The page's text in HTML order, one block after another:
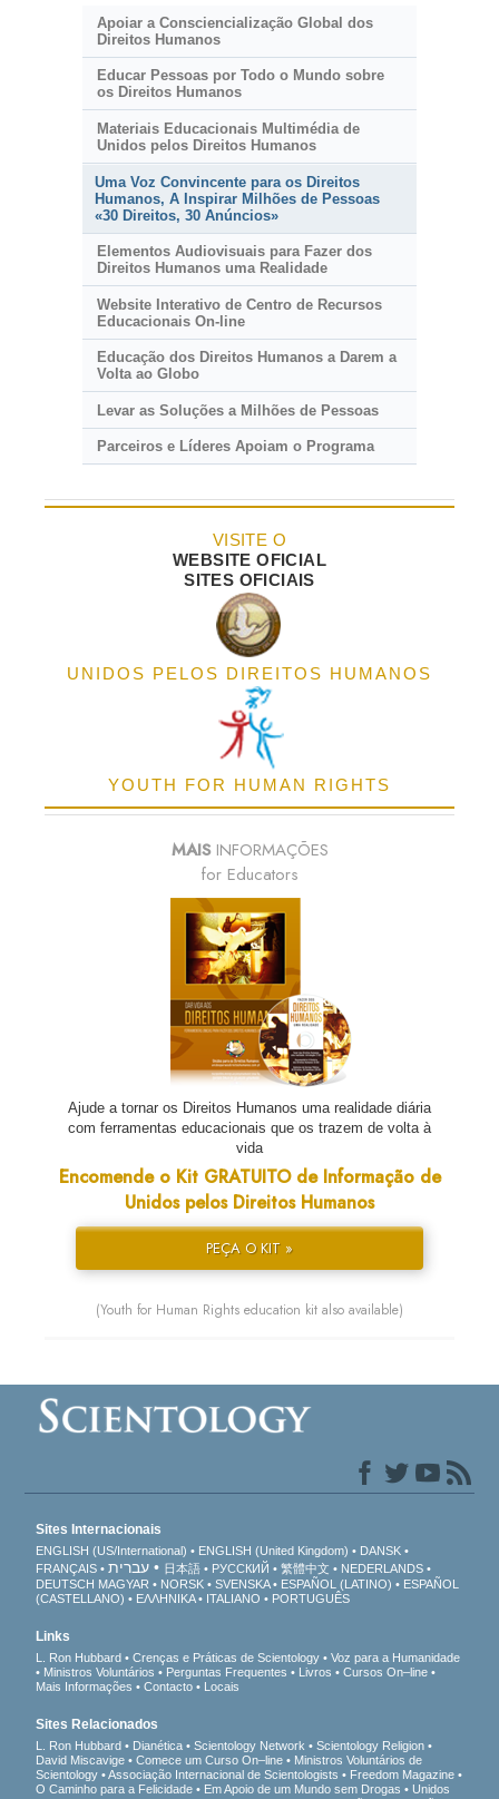
Apoiar a Consciencialização Global dos
Direitos Humanos
Educar Pessoas por Todo o Mundo sobre
os Direitos Humanos
Materiais Educacionais Multimédia de
Unidos pelos Direitos Humanos
Uma Voz Convincente para os Direitos
Humanos, A Inspirar Milhões de Pessoas
«30 Direitos, 30 Anúncios»
Elementos Audiovisuais para Fazer dos
Direitos Humanos uma Realidade
Website Interativo de Centro de Recursos
Educacionais On-line
Educação dos Direitos Humanos a Darem a
Volta ao Globo
Levar as Soluções a Milhões de Pessoas
Parceiros e Líderes Apoiam o Programa
VISITE O
WEBSITE OFICIAL
SITES OFICIAIS
UNIDOS PELOS DIREITOS HUMANOS
YOUTH FOR HUMAN RIGHTS
MAIS INFORMAÇÕES
for Educators
Ajude a tornar os Direitos Humanos uma realidade diária
com ferramentas educacionais que os trazem de volta à
vida
Encomende o Kit GRATUITO de Informação de
Unidos pelos Direitos Humanos
PEÇA O KIT »
(Youth for Human Rights education kit also available)
Sites Internacionais
ENGLISH (US/International) ENGLISH (United Kingdom)
DANSK
FRANÇAIS
עברית 日本語 РУССКИЙ 繁體中文
NEDERLANDS
DEUTSCH MAGYAR NORSK SVENSKA ESPAÑOL (LATINO)
ESPAÑOL
(CASTELLANO)
ΕΛΛΗΝΙΚA ITALIANO PORTUGUÊS
Links
L. Ron Hubbard Crenças e Práticas de Scientology
Voz para a Humanidade
Ministros Voluntários
Perguntas Frequentes Livros
Cursos On–line
Mais Informações
Contacto Locais
Sites Relacionados
L. Ron Hubbard Dianética Scientology Network
Scientology Religion
David Miscavige
Comece um Curso On–line
Ministros Voluntários de
Scientology
Associação Internacional de Scientologists
Freedom Magazine
O Caminho para a Felicidade
Em Apoio de um Mundo sem Drogas
Unidos